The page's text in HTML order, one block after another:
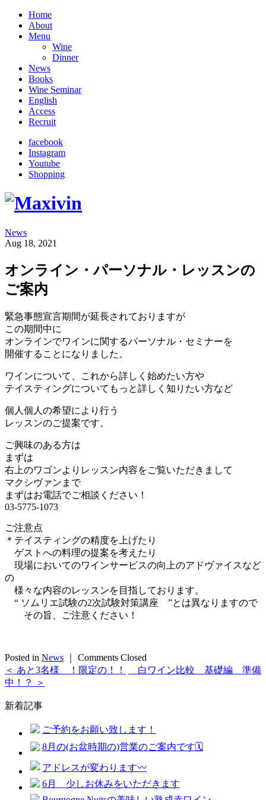
Home
About
Menu
Wine
Dinner
News
Books
Wine Seminar
English
Access
Recruit
facebook
Instagram
Youtube
Shopping
News
Aug 18, 2021
オンライン・パーソナル・レッスンの
ご案内
緊急事態宣言期間が延長されておりますが
この期間中に
オンラインでワインに関するパーソナル・セミナーを
開催することになりました。
ワインについて、これから詳しく始めたい方や
テイスティングについてもっと詳しく知りたい方など
個人個人の希望により行う
レッスンのご提案です。
ご興味のある方は
まずは
右上のワゴンよりレッスン内容をご覧いただきまして
マクシヴァンまで
まずはお電話でご相談ください！
03-5775-1073
ご注意点
＊テイスティングの精度を上げたり
ゲストへの料理の提案を考えたり
現場においてのワインサービスの向上のアドヴァイスなど
の
様々な内容のレッスンを目指しております。
“ ソムリエ試験の2次試験対策講座 ”とは異なりますので
その旨、ご注意ください！
Posted in News
Comments Closed
＜ あと3名様 ！限定の！！
白ワイン比較 基礎編 準備
中！？ ＞
新着記事
ご予約をお願い致します！
8月の(お盆時期の)営業のご案内です🗓️
アドレスが変わります〰️
6月 少しお休みをいただきます